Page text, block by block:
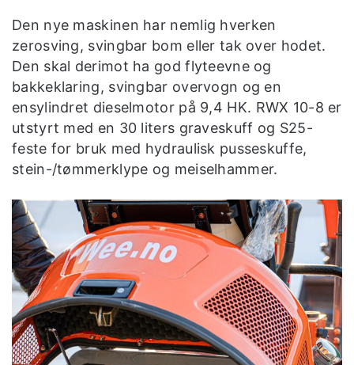
Den nye maskinen har nemlig hverken
zerosving, svingbar bom eller tak over hodet.
Den skal derimot ha god flyteevne og
bakkeklaring, svingbar overvogn og en
ensylindret dieselmotor på 9,4 HK. RWX 10-8 er
utstyrt med en 30 liters graveskuff og S25-
feste for bruk med hydraulisk pusseskuffe,
stein-/tømmerklype og meiselhammer.